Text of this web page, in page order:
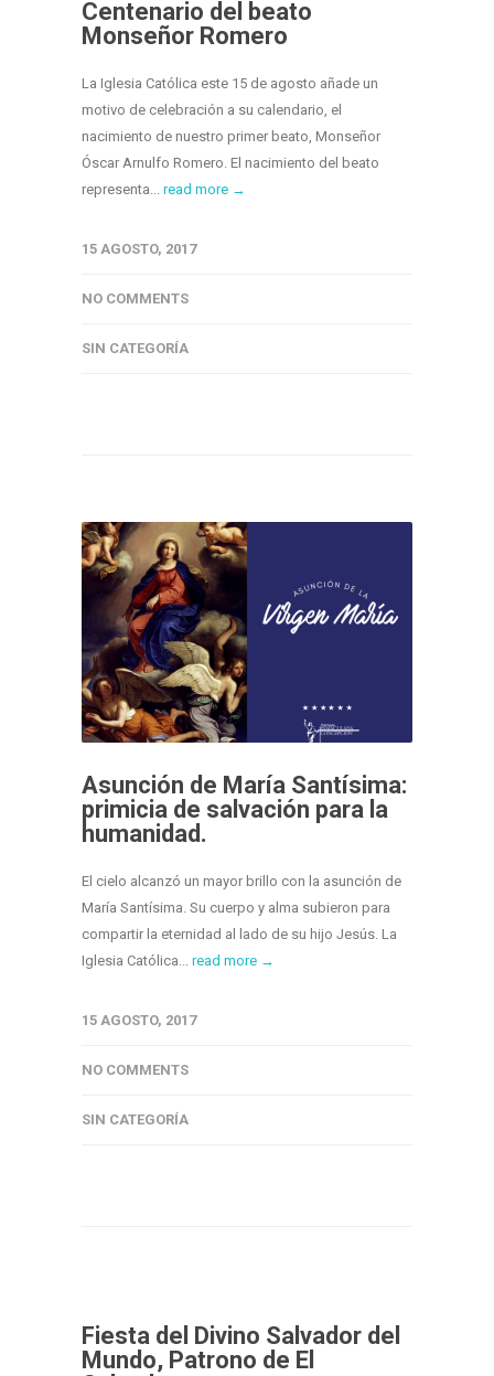
Centenario del beato
Monseñor Romero
La Iglesia Católica este 15 de agosto añade un
motivo de celebración a su calendario, el
nacimiento de nuestro primer beato, Monseñor
Óscar Arnulfo Romero. El nacimiento del beato
representa... read more →
15 AGOSTO, 2017
NO COMMENTS
SIN CATEGORÍA
Asunción de María Santísima:
primicia de salvación para la
humanidad.
El cielo alcanzó un mayor brillo con la asunción de
María Santísima. Su cuerpo y alma subieron para
compartir la eternidad al lado de su hijo Jesús. La
Iglesia Católica... read more →
15 AGOSTO, 2017
NO COMMENTS
SIN CATEGORÍA
Fiesta del Divino Salvador del
Mundo, Patrono de El